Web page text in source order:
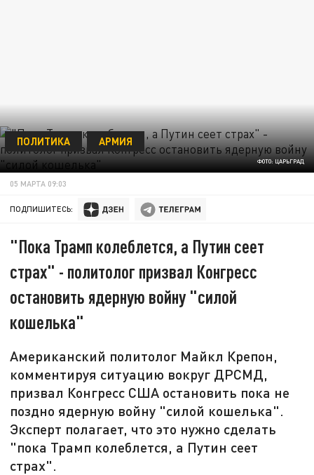
ФОТО: ЦАРЬГРАД
ПОЛИТИКА АРМИЯ
05 МАРТА 09:03
ПОДПИШИТЕСЬ:
"Пока Трамп колеблется, а Путин сеет
страх" - политолог призвал Конгресс
остановить ядерную войну "силой
кошелька"
Американский политолог Майкл Крепон,
комментируя ситуацию вокруг ДРСМД,
призвал Конгресс США остановить пока не
поздно ядерную войну "силой кошелька".
Эксперт полагает, что это нужно сделать
"пока Трамп колеблется, а Путин сеет
страх".